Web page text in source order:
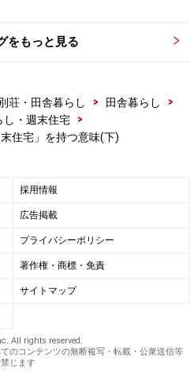
はないでしょうか。他愛もな
疑問点などをぶつけてみまし
末住宅に対する設計の考え方
さんの場合、どう考えて施主
。最新の内容をご確認くださ
2 次のページへ
をもっと見る
荘・田舎暮らし > 田舎暮らし
>
し・週末住宅
>
住宅」を持つ意味(下)
採用情報
広告掲載
プライバシーポリシー
著作権・商標・免責
サイトマップ
All rights reserved.
のコンテンツの無断複写・転載・公衆送信等
じます